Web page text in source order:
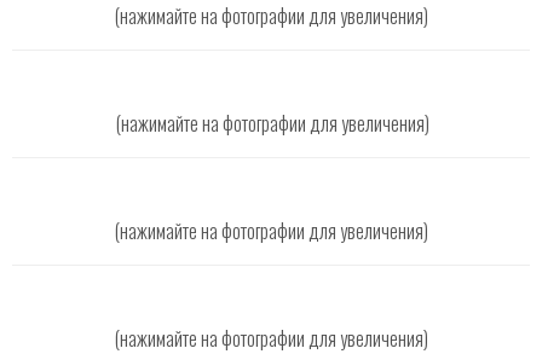
(нажимайте на фотографии для увеличения)
(нажимайте на фотографии для увеличения)
(нажимайте на фотографии для увеличения)
(нажимайте на фотографии для увеличения)